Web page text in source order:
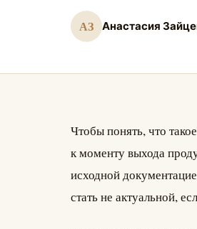
АЗ Анастасия
Чтобы понять, что
к моменту выхода
исходной
стать не актуальной,